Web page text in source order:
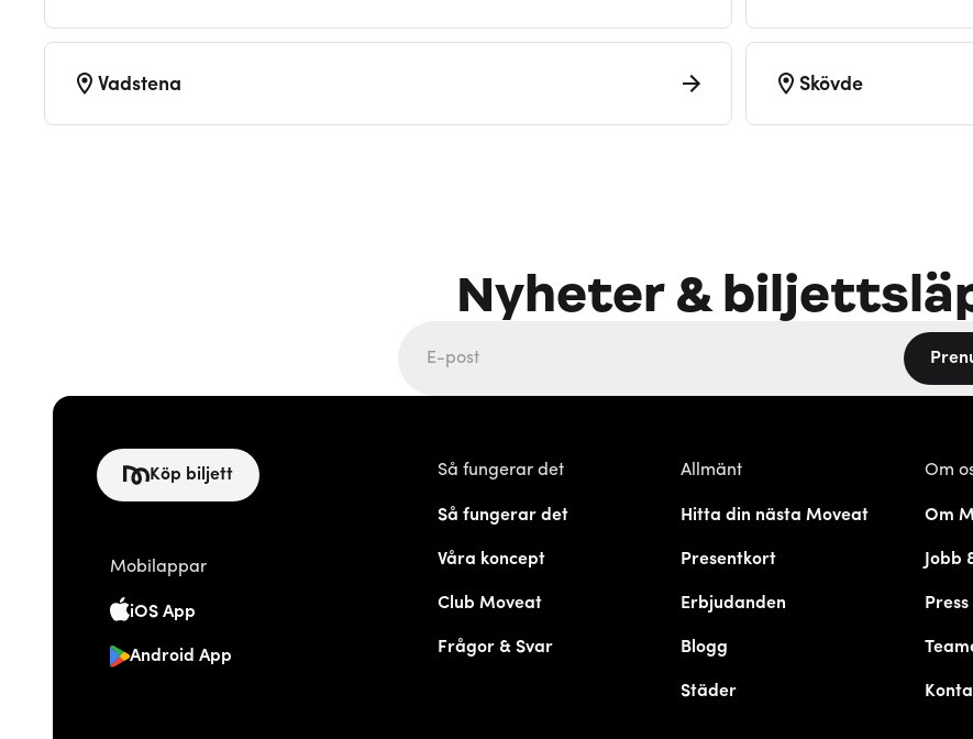
Vadstena Skövde
Nyheter &
Köp biljett
Mobilappar
iOS App
Android App
Så fungerar det
Så fungerar det
Våra koncept
Club Moveat
Frågor & Svar
Allmänt
Hitta din nästa Moveat
Presentkort
Erbjudanden
Blogg
Städer
Om
Om
Jobb